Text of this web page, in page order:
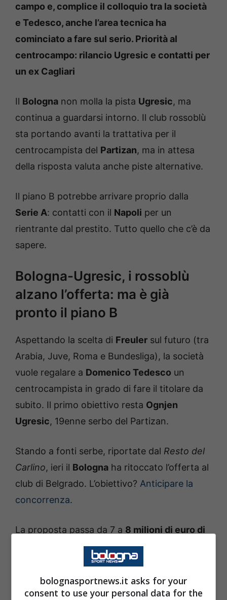
campo e, complice il colloquio tra la società
e Tedesco, anche l’area tecnica ha
cominciato a fare sul serio. Priorità al
centrocampo: rilancio Ugresic e contatti per
un ex Cagliari
Il Bologna non molla la pista Ugresic, ma
continua a guardarsi intorno. Il club rossoblù
sta portando avanti la trattativa per il
centrocampista del Partizan, ma in attesa
della risposta valuta anche piste alternative.
Il piano B potrebbe arrivare proprio dalla
Serie A: contatti con il Napoli per un
rientrante dal prestito. Tutto quello che c’è da
sapere.
Bologna-Ugresic, i rossoblù
alzano l’offerta: ma è già
pronto il piano B
Aspettando la scelta di Freuler sul futuro (tra
Arabia, Juve, Roma e Bundesliga), la società
vuole regalare a Domenico Tedesco un
centrocampista in grado di fare il titolare da
subito. Il primo obiettivo resta Ognjen
Ugresic, 19enne serbo del Partizan.
Stando a fonti serbe, riportate dal Resto del
Carlino, ieri il Bologna ha ritoccato l’offerta al
club di Belgrado. L’obiettivo? Anticipare la
concorrenza.
La proposta passa da 7 a 8 milioni di euro di
, a cui vanno aggiunti il cartellino
percentuale sulla futura rivendita
che potrebbe salire dal 20 al30%. I felsinei
attendono una risposta entro il weekend, ma
bolognasportnews.it asks for your
consent to use your personal data for the